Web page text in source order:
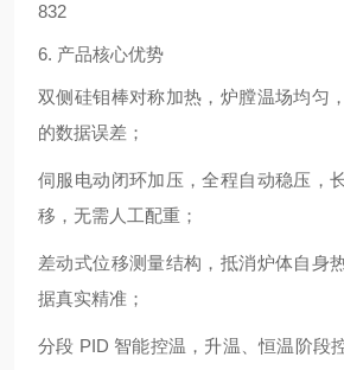
832
6. 产品核心优势
双侧硅钼棒对称加热，炉膛温场均匀
的数据误差；
伺服电动闭环加压，全程自动稳压，
移，无需人工配重；
差动式位移测量结构，抵消炉体自身
据真实精准；
分段 PID 智能控温，升温、恒温阶段